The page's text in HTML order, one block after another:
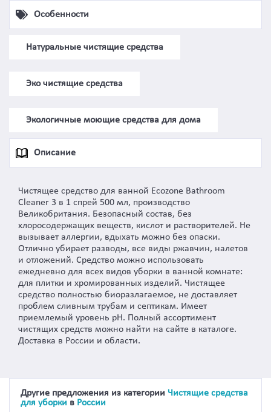
Особенности
Натуральные чистящие средства
Эко чистящие средства
Экологичные моющие средства для дома
Описание
Чистящее средство для ванной Ecozone Bathroom
Cleaner 3 в 1 спрей 500 мл, производство
Великобритания. Безопасный состав, без
хлоросодержащих веществ, кислот и растворителей. Не
вызывает аллергии, вдыхать можно без опаски.
Отлично убирает разводы, все виды ржавчин, налетов
и отложений. Средство можно использовать
ежедневно для всех видов уборки в ванной комнате:
для плитки и хромированных изделий. Чистящее
средство полностью биоразлагаемое, не доставляет
проблем сливным трубам и септикам. Имеет
приемлемый уровень рН. Полный ассортимент
чистящих средств можно найти на сайте в каталоге.
Доставка в России и области.
Другие предложения из категории Чистящие средства
для уборки в России